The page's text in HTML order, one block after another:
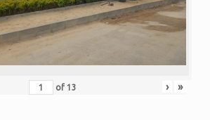
of 13 › »